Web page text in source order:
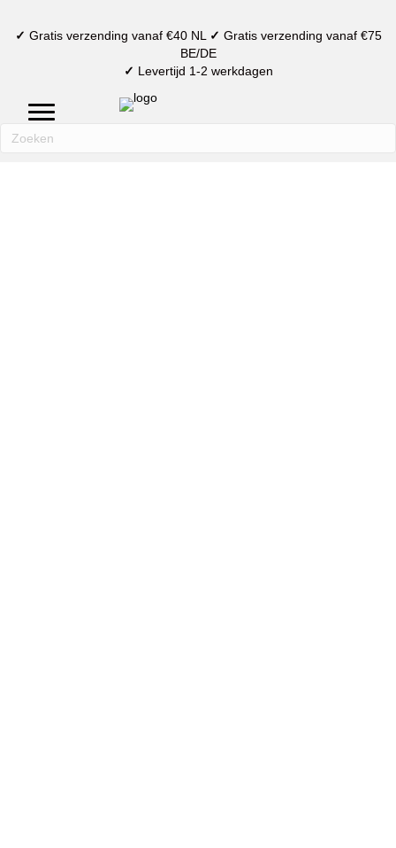
✓ Gratis verzending vanaf €40 NL ✓ Gratis verzending vanaf €75
BE/DE
✓ Levertijd 1-2 werkdagen